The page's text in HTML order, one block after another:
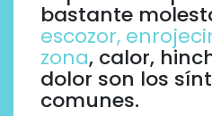
bastante
escozor,
zona, calor,
dolor son los
comunes.